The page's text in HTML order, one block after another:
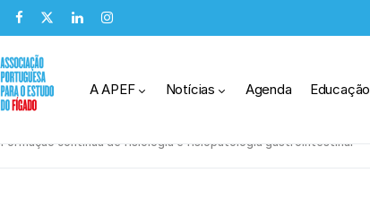
A APEF Notícias Agenda Educação
Formação contínua de fisiologia e fisiopatologia gastrointestinal